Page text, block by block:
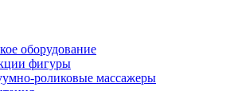
оборудование
фигуры
роликовые массажеры